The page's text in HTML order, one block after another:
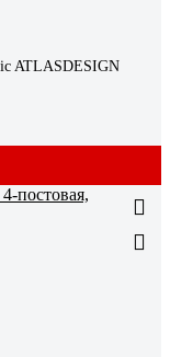
ATLASDESIGN